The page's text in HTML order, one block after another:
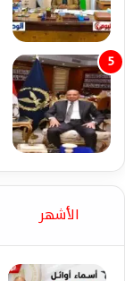
الأشهر